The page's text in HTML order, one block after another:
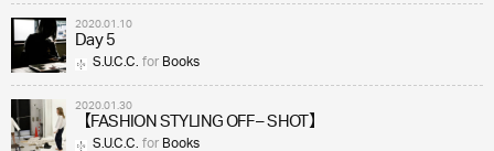
2020.01.10
Day 5
S.U.C.C.forBooks
2020.01.30
【FASHION STYLING OFF – SHOT】
S.U.C.C.forBooks